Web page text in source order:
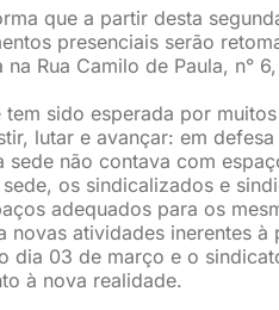
que a partir desta
presenciais serão
Rua Camilo de Paula, n°
sido esperada por
lutar e avançar: em
sede não contava com
sede, os sindicalizados e
adequados para os
novas atividades inerentes
dia 03 de março e o
à nova realidade.